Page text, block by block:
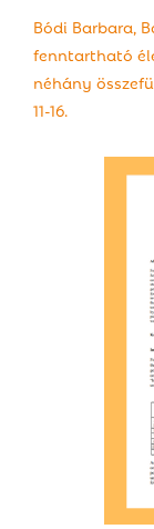
Bódi Barbara,
fenntartható
néhány
11-16.